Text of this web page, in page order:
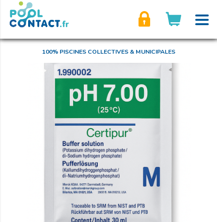
100% PISCINES COLLECTIVES & MUNICIPALES